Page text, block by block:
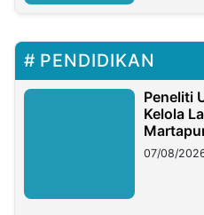
PENDIDIKAN
Peneliti
Kelola
07/08/